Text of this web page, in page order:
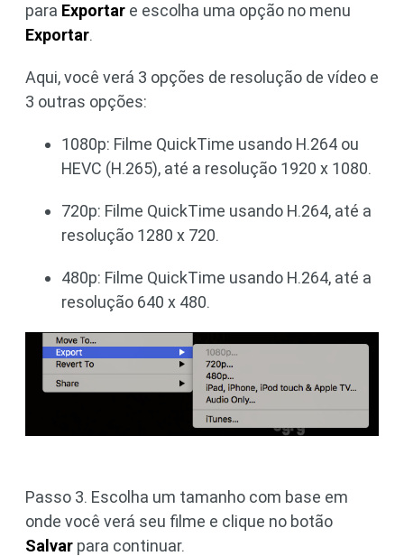
para Exportar e escolha uma opção no menu
Exportar.
Aqui, você verá 3 opções de resolução de vídeo e
3 outras opções:
1080p: Filme QuickTime usando H.264 ou
HEVC (H.265), até a resolução 1920 x 1080.
720p: Filme QuickTime usando H.264, até a
resolução 1280 x 720.
480p: Filme QuickTime usando H.264, até a
resolução 640 x 480.
Passo 3. Escolha um tamanho com base em
onde você verá seu filme e clique no botão
Salvar para continuar.